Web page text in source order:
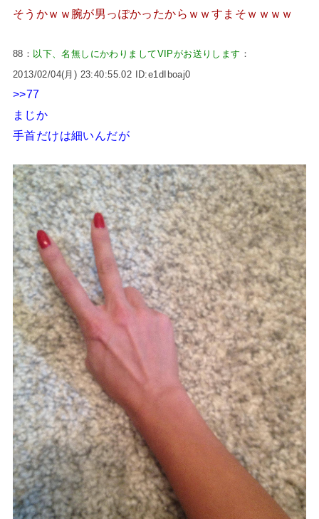
そうかｗｗ腕が男っぽかったからｗｗすまそｗｗｗｗ
88： 以下、名無しにかわりましてVIPがお送りします ：
2013/02/04(月) 23:40:55.02 ID:e1dIboaj0
>>77
まじか
手首だけは細いんだが